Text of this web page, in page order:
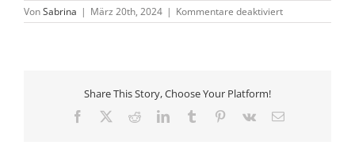
VonSabrina | März 20th, 2024 | Kommentare deaktiviertfür
Share This Story, Choose Your Platform!
Facebook RedditLinkedInTumblr Pinterest
Vk
E-